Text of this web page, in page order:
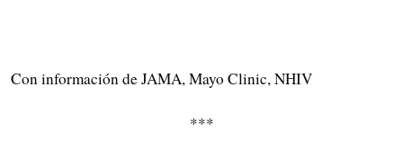
Con información de JAMA, Mayo Clinic, NHIV
***